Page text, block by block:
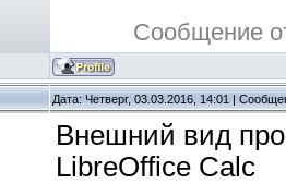
Сообщение
Дата: Четверг, 03.03.2016, 14:01 |
Внешний вид
LibreOffice Calc